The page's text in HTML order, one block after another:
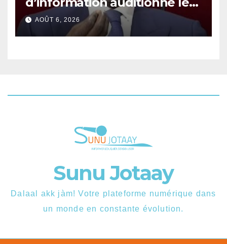
ministre Boubacar Camara.
AOÛT 6, 2026
Sunu Jotaay
Dalaal akk jàm! Votre plateforme numérique dans
un monde en constante évolution.